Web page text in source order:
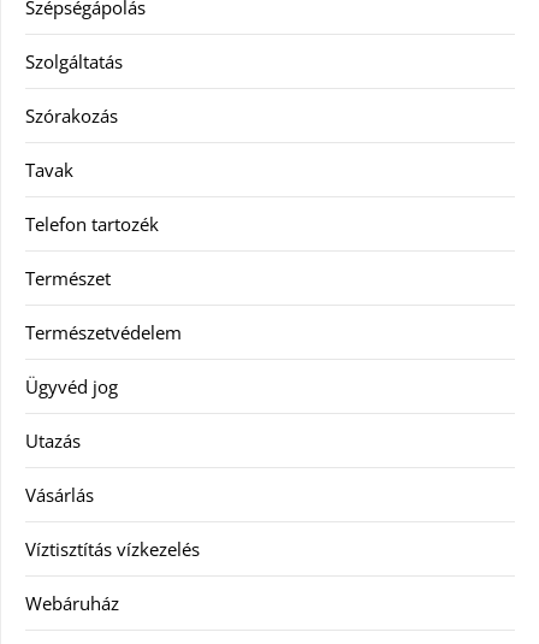
Szépségápolás
Szolgáltatás
Szórakozás
Tavak
Telefon tartozék
Természet
Természetvédelem
Ügyvéd jog
Utazás
Vásárlás
Víztisztítás vízkezelés
Webáruház